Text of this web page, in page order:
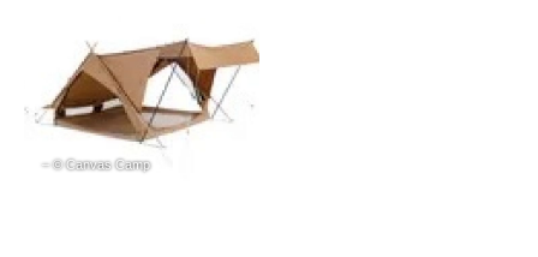
– © Canvas Camp